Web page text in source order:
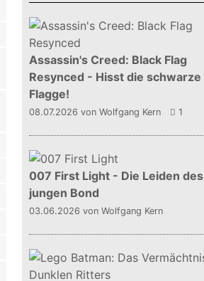
Assassin's Creed: Black Flag
Resynced - Hisst die schwarze
Flagge!
08.07.2026 von Wolfgang Kern 1
007 First Light - Die Leiden des
jungen Bond
03.06.2026 von Wolfgang Kern